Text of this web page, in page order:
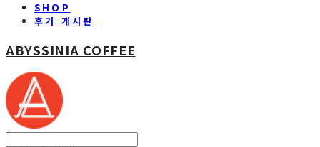
SHOP
후기 게시판
ABYSSINIA COFFEE